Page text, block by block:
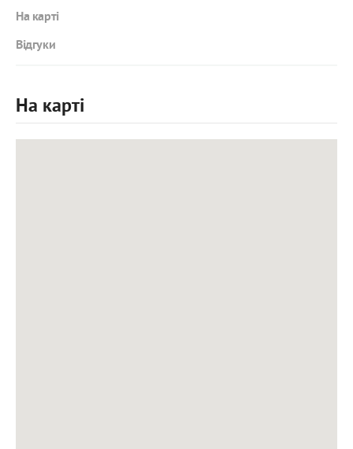
На карті
Відгуки
На карті